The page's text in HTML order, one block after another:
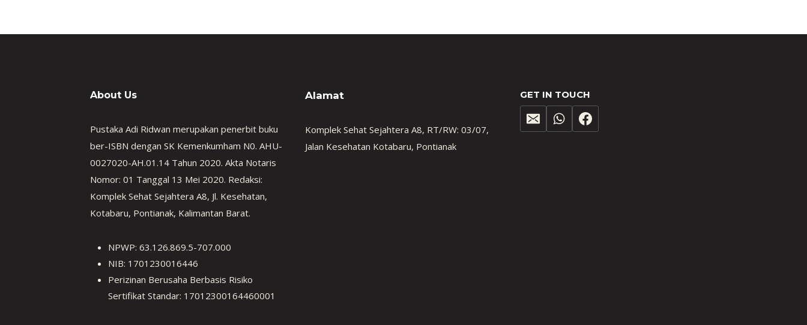
About Us
Pustaka Adi Ridwan merupakan penerbit buku
ber-ISBN dengan SK Kemenkumham N0. AHU-
0027020-AH.01.14 Tahun 2020. Akta Notaris
Nomor: 01 Tanggal 13 Mei 2020. Redaksi:
Komplek Sehat Sejahtera A8, Jl. Kesehatan,
Kotabaru, Pontianak, Kalimantan Barat.
NPWP: 63.126.869.5-707.000
NIB: 1701230016446
Perizinan Berusaha Berbasis Risiko
Sertifikat Standar: 17012300164460001
Alamat
Komplek Sehat Sejahtera A8, RT/RW: 03/07,
Jalan Kesehatan Kotabaru, Pontianak
GET IN TOUCH